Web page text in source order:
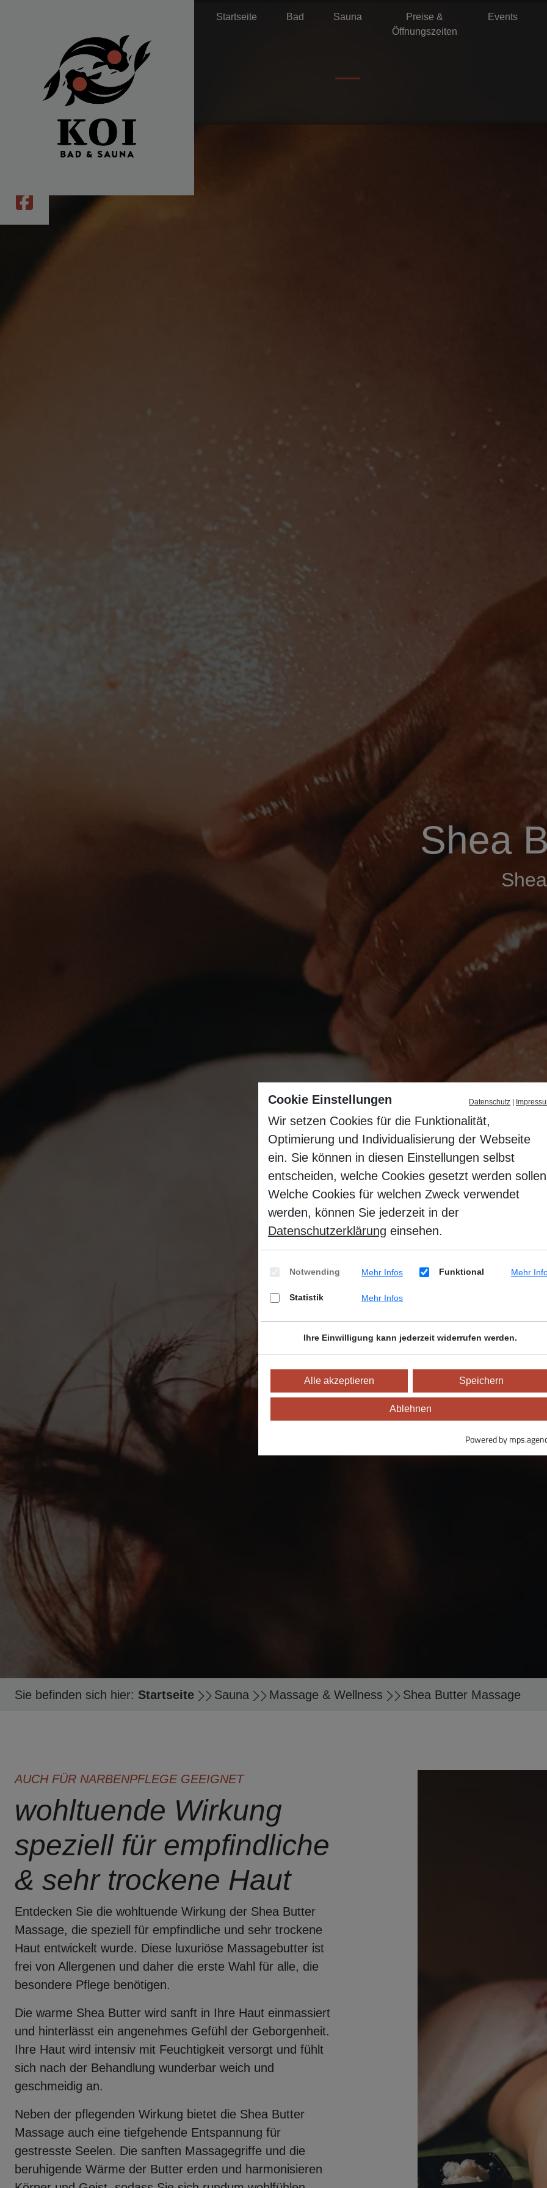
Startseite Bad Sauna
Preise &
Öffnungszeiten
Events
Shea
Sie befinden sich hier: Startseite Sauna Massage & Wellness Shea Butter Massage
AUCH FÜR NARBENPFLEGE GEEIGNET
wohltuende Wirkung
speziell für empfindliche
& sehr trockene Haut
Entdecken Sie die wohltuende Wirkung der Shea Butter
Massage, die speziell für empfindliche und sehr trockene
Haut entwickelt wurde. Diese luxuriöse Massagebutter ist
frei von Allergenen und daher die erste Wahl für alle, die
besondere Pflege benötigen.
Die warme Shea Butter wird sanft in Ihre Haut einmassiert
und hinterlässt ein angenehmes Gefühl der Geborgenheit.
Ihre Haut wird intensiv mit Feuchtigkeit versorgt und fühlt
sich nach der Behandlung wunderbar weich und
geschmeidig an.
Neben der pflegenden Wirkung bietet die Shea Butter
Massage auch eine tiefgehende Entspannung für
gestresste Seelen. Die sanften Massagegriffe und die
beruhigende Wärme der Butter erden und harmonisieren
Cookie Einstellungen Datenschutz |
Wir setzen Cookies für die Funktionalität,
Optimierung und Individualisierung der Webseite
ein. Sie können in diesen Einstellungen selbst
entscheiden, welche Cookies gesetzt werden
Welche Cookies für welchen Zweck verwendet
werden, können Sie jederzeit in der
Datenschutzerklärung einsehen.
Notwending Mehr Infos Funktional Mehr
Statistik Mehr Infos
Ihre Einwilligung kann jederzeit widerrufen werden.
Alle akzeptieren Speichern
Ablehnen
Powered by